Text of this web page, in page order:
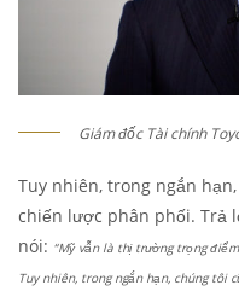
Giám đốc Tài chính
Tuy nhiên, trong ngắn
chiến lược phân phối. Trả
nói: “Mỹ vẫn là thị trường trọng
Tuy nhiên, trong ngắn hạn, chúng tôi